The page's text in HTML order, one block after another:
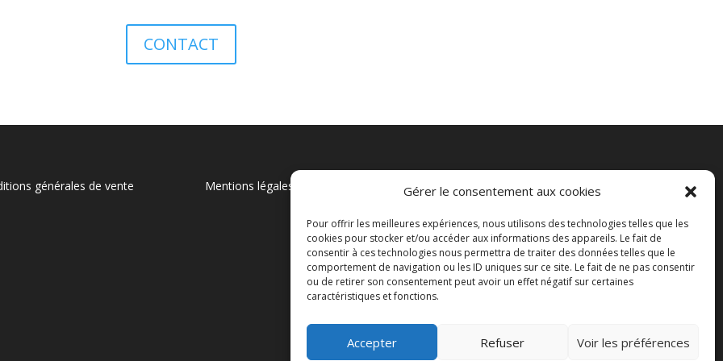
Gérer le consentement aux cookies
Pour offrir les meilleures expériences, nous utilisons des technologies telles que les
cookies pour stocker et/ou accéder aux informations des appareils. Le fait de
consentir à ces technologies nous permettra de traiter des données telles que le
comportement de navigation ou les ID uniques sur ce site. Le fait de ne pas consentir
ou de retirer son consentement peut avoir un effet négatif sur certaines
caractéristiques et fonctions.
Accepter Refuser Voir les préférences
CONTACT
générales de vente Mentions légales Les Présents du Passé